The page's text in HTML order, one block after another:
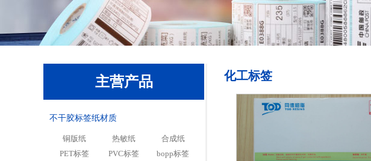
主营产品
不干胶标签纸材质
铜版纸 热敏纸
合成纸
PET标签
PVC标签
bopp标签
化工标签